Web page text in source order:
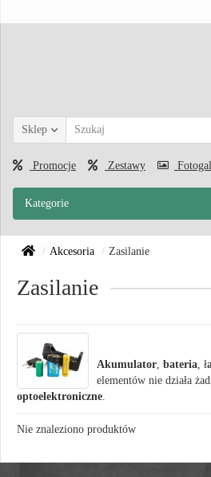
Sklep
Promocje Zestawy
Kategorie
Akcesoria Zasilanie
Zasilanie
Akumulator, bateria, ł
elementów nie działa
optoelektroniczne.
Nie znaleziono produktów